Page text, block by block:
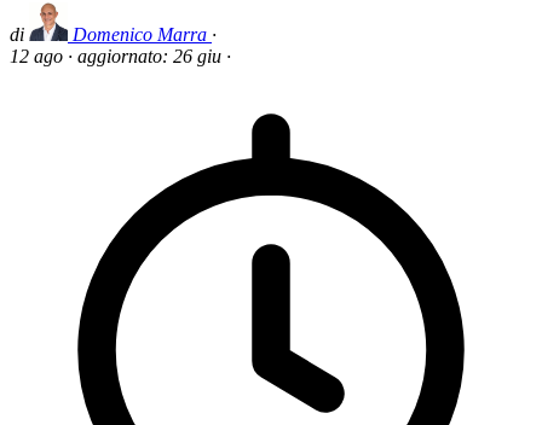
di Domenico Marra ·
12 ago · aggiornato: 26 giu ·